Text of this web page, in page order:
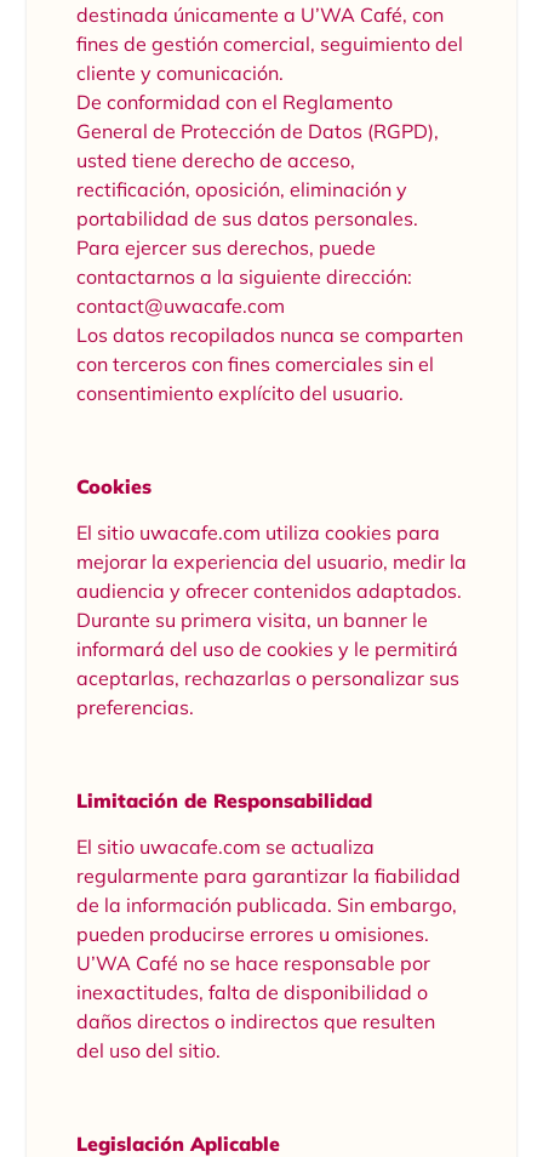
destinada únicamente a U’WA Café, con
fines de gestión comercial, seguimiento del
cliente y comunicación.
De conformidad con el Reglamento
General de Protección de Datos (RGPD),
usted tiene derecho de acceso,
rectificación, oposición, eliminación y
portabilidad de sus datos personales.
Para ejercer sus derechos, puede
contactarnos a la siguiente dirección:
contact@uwacafe.com
Los datos recopilados nunca se comparten
con terceros con fines comerciales sin el
consentimiento explícito del usuario.
Cookies
El sitio uwacafe.com utiliza cookies para
mejorar la experiencia del usuario, medir la
audiencia y ofrecer contenidos adaptados.
Durante su primera visita, un banner le
informará del uso de cookies y le permitirá
aceptarlas, rechazarlas o personalizar sus
preferencias.
Limitación de Responsabilidad
El sitio uwacafe.com se actualiza
regularmente para garantizar la fiabilidad
de la información publicada. Sin embargo,
pueden producirse errores u omisiones.
U’WA Café no se hace responsable por
inexactitudes, falta de disponibilidad o
daños directos o indirectos que resulten
del uso del sitio.
Legislación Aplicable